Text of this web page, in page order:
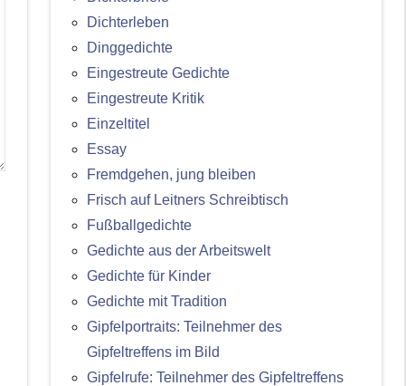
Dichterleben
Dinggedichte
Eingestreute Gedichte
Eingestreute Kritik
Einzeltitel
Essay
Fremdgehen, jung bleiben
Frisch auf Leitners Schreibtisch
Fußballgedichte
Gedichte aus der Arbeitswelt
Gedichte für Kinder
Gedichte mit Tradition
Gipfelportraits: Teilnehmer des
Gipfeltreffens im Bild
Gipfelrufe: Teilnehmer des Gipfeltreffens